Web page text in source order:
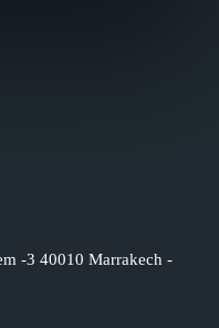
-3 40010 Marrakech -